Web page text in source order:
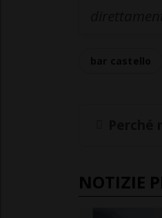
NOTIZIE